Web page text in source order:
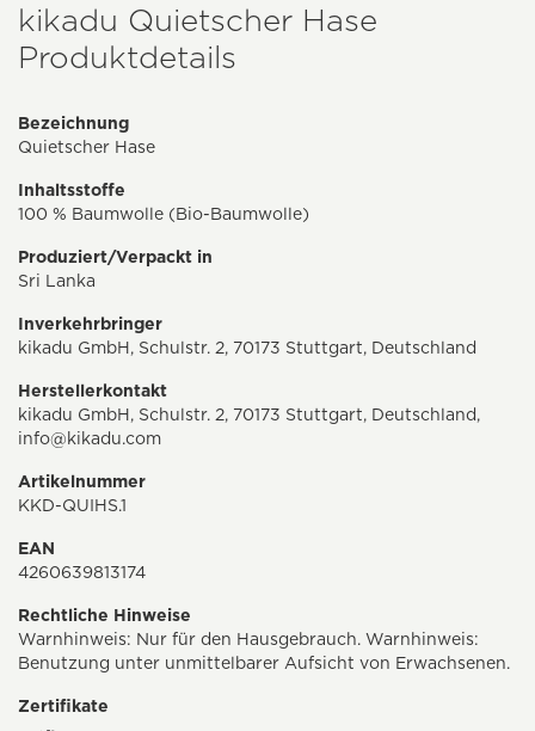
kikadu Quietscher Hase
Produktdetails
Bezeichnung
Quietscher Hase
Inhaltsstoffe
100 % Baumwolle (Bio-Baumwolle)
Produziert/Verpackt in
Sri Lanka
Inverkehrbringer
kikadu GmbH, Schulstr. 2, 70173 Stuttgart, Deutschland
Herstellerkontakt
kikadu GmbH, Schulstr. 2, 70173 Stuttgart, Deutschland,
info@kikadu.com
Artikelnummer
KKD-QUIHS.1
EAN
4260639813174
Rechtliche Hinweise
Warnhinweis: Nur für den Hausgebrauch. Warnhinweis:
Benutzung unter unmittelbarer Aufsicht von Erwachsenen.
Zertifikate